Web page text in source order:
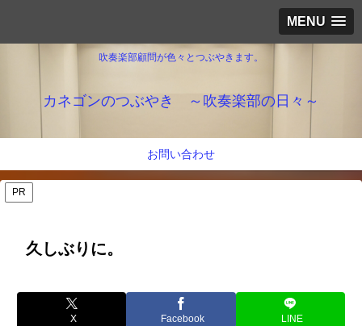
MENU
吹奏楽部顧問が色々とつぶやきます。
カネゴンのつぶやき ～吹奏楽部の日々～
お問い合わせ
PR
久しぶりに。
X Facebook LINE